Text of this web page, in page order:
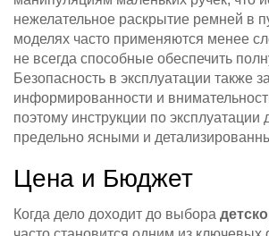
нежелательное раскрытие ремней в
моделях часто применяются менее
не всегда способные обеспечить
Безопасность в эксплуатации также
информированности и
поэтому инструкции по
предельно ясными и
Цена и Бюджет
Когда дело доходит до выбора